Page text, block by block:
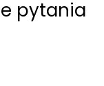
pytania